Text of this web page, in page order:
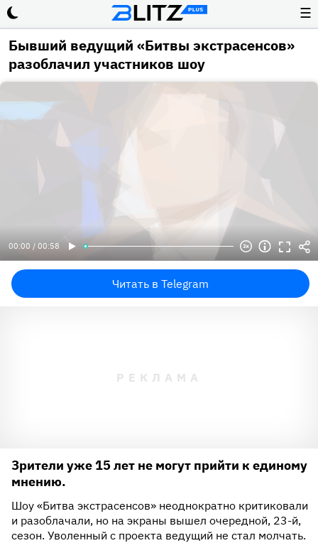
☰
Бывший ведущий «Битвы экстрасенсов»
разоблачил участников шоу
00:00 / 00:58
Читать в Telegram
Зрители уже 15 лет не могут прийти к единому
мнению.
Шоу «Битва экстрасенсов» неоднократно критиковали
и разоблачали, но на экраны вышел очередной, 23-й,
сезон. Уволенный с проекта ведущий не стал молчать.